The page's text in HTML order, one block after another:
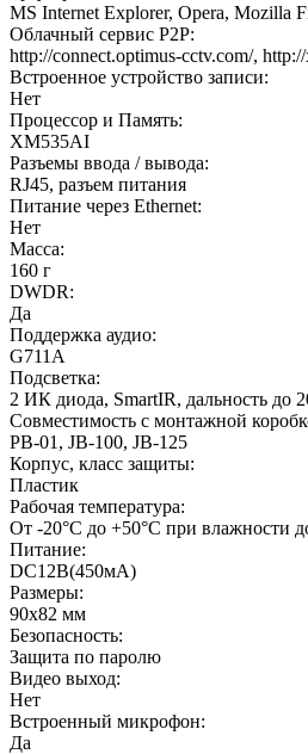
MS Internet Explorer, Opera, Mozilla
Облачный сервис P2P:
http://connect.optimus-cctv.com/,
Встроенное устройство записи:
Нет
Процессор и Память:
XM535AI
Разъемы ввода / вывода:
RJ45, разъем питания
Питание через Ethernet:
Нет
Масса:
160 г
DWDR:
Да
Поддержка аудио:
G711A
Подсветка:
2 ИК диода, SmartIR, дальность до
Совместимость с монтажной
PB-01, JB-100, JB-125
Корпус, класс защиты:
Пластик
Рабочая температура:
От -20°С до +50°С при влажности
Питание:
DC12В(450мА)
Размеры:
90x82 мм
Безопасность:
Защита по паролю
Видео выход:
Нет
Встроенный микрофон:
Да